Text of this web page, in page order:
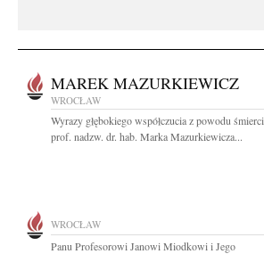
MAREK MAZURKIEWICZ
WROCŁAW
Wyrazy głębokiego współczucia z powodu śmierci
prof. nadzw. dr. hab. Marka Mazurkiewicza...
WROCŁAW
Panu Profesorowi Janowi Miodkowi i Jego